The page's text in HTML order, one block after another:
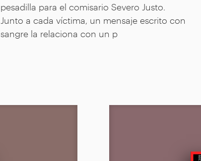
pesadilla para el comisario Severo Justo.
Junto a cada víctima, un mensaje escrito con
sangre la relaciona con un p